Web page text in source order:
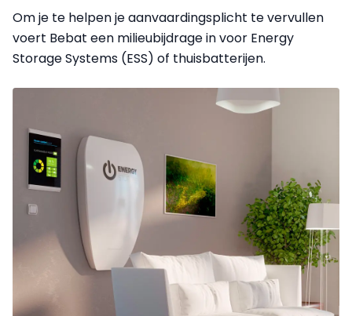
Om je te helpen je aanvaardingsplicht te vervullen
voert Bebat een milieubijdrage in voor Energy
Storage Systems (ESS) of thuisbatterijen.